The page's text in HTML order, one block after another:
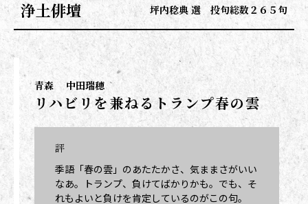
浄土俳壇 坪内稔典 選 投句総数２６５句
青森 中田瑞穂
リハビリを兼ねるトランプ春の雲
評
季語「春の雲」のあたたかさ、気ままさがいい
なあ。トランプ、負けてばかりかも。でも、そ
れもよいと負けを肯定しているのがこの句。